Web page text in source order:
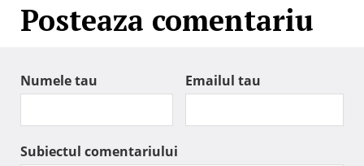
Posteaza comentariu
Numele tau Emailul tau
Subiectul comentariului